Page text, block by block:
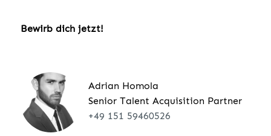
Bewirb dich jetzt!
Adrian Homola
Senior Talent Acquisition Partner
+49 151 59460526